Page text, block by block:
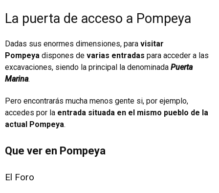
La puerta de acceso a Pompeya
Dadas sus enormes dimensiones, para visitar
Pompeya dispones de varias entradas para acceder a las
excavaciones, siendo la principal la denominada Puerta
Marina.
Pero encontrarás mucha menos gente si, por ejemplo,
accedes por la entrada situada en el mismo pueblo de la
actual Pompeya.
Que ver en Pompeya
El Foro